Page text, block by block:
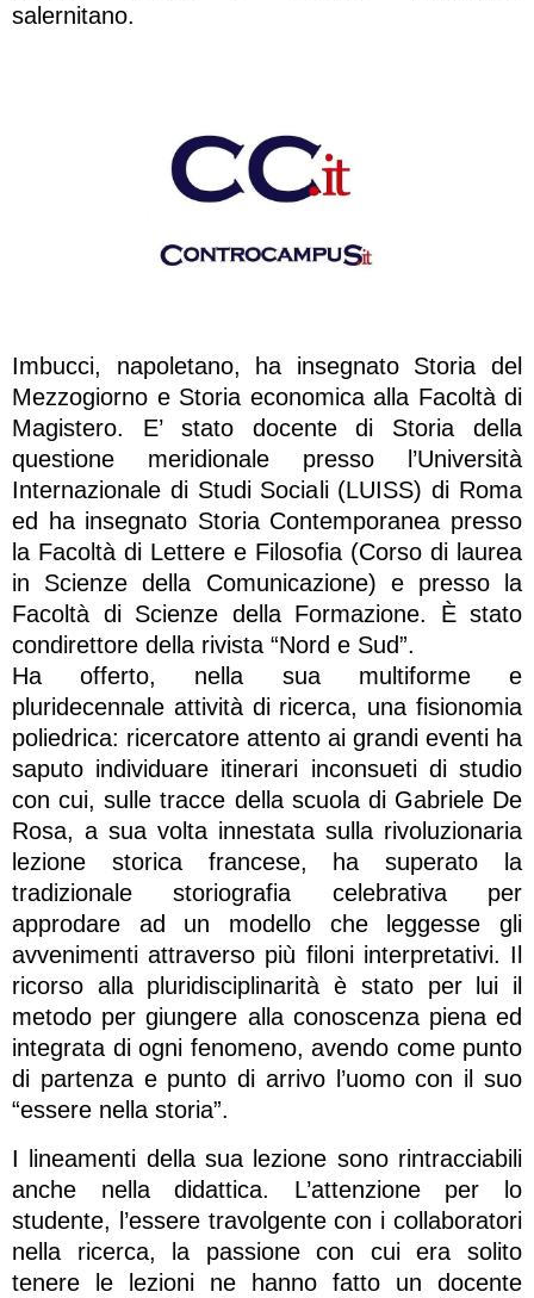
salernitano.
Imbucci, napoletano, ha insegnato Storia del
Mezzogiorno e Storia economica alla Facoltà di
Magistero. E’ stato docente di Storia della
questione meridionale presso l’Università
Internazionale di Studi Sociali (LUISS) di Roma
ed ha insegnato Storia Contemporanea presso
la Facoltà di Lettere e Filosofia (Corso di laurea
in Scienze della Comunicazione) e presso la
Facoltà di Scienze della Formazione. È stato
condirettore della rivista “Nord e Sud”.
Ha offerto, nella sua multiforme e
pluridecennale attività di ricerca, una fisionomia
poliedrica: ricercatore attento ai grandi eventi ha
saputo individuare itinerari inconsueti di studio
con cui, sulle tracce della scuola di Gabriele De
Rosa, a sua volta innestata sulla rivoluzionaria
lezione storica francese, ha superato la
tradizionale storiografia celebrativa per
approdare ad un modello che leggesse gli
avvenimenti attraverso più filoni interpretativi. Il
ricorso alla pluridisciplinarità è stato per lui il
metodo per giungere alla conoscenza piena ed
integrata di ogni fenomeno, avendo come punto
di partenza e punto di arrivo l’uomo con il suo
“essere nella storia”.
I lineamenti della sua lezione sono rintracciabili
anche nella didattica. L’attenzione per lo
studente, l’essere travolgente con i collaboratori
nella ricerca, la passione con cui era solito
tenere le lezioni ne hanno fatto un docente